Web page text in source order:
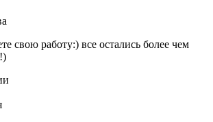
свою работу:) все остались более чем